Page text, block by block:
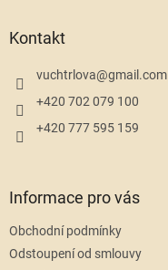
Kontakt
vuchtrlova@gmail.com
+420 702 079 100
+420 777 595 159
Informace pro vás
Obchodní podmínky
Odstoupení od smlouvy